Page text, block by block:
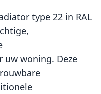
type 22 in RAL
uw woning. Deze